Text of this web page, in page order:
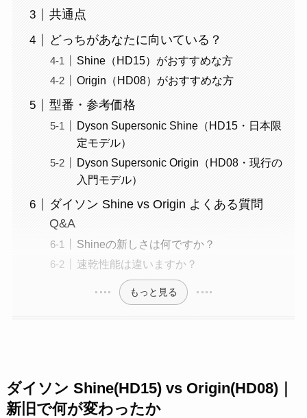
共通点
どっちがあなたに向いている？
Shine（HD15）がおすすめな方
Origin（HD08）がおすすめな方
型番・参考価格
Dyson Supersonic Shine（HD15・日本限
定モデル）
Dyson Supersonic Origin（HD08・現行の
入門モデル）
ダイソン Shine vs Origin よくある質問
Q&A
Shineの新しさは何ですか？
速乾性能は違いますか？
もっと見る
ダイソン Shine(HD15) vs Origin(HD08)｜
新旧で何が変わったか